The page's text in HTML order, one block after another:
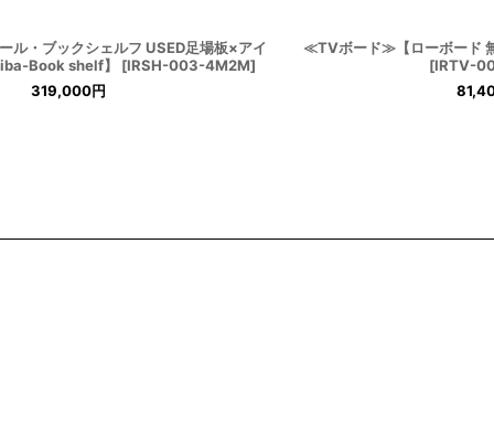
・ブックシェルフ USED足場板×アイ
Book shelf】
[IRSH-003-4M2M]
319,000円
≪TVボード≫【ローボード
[IRTV-